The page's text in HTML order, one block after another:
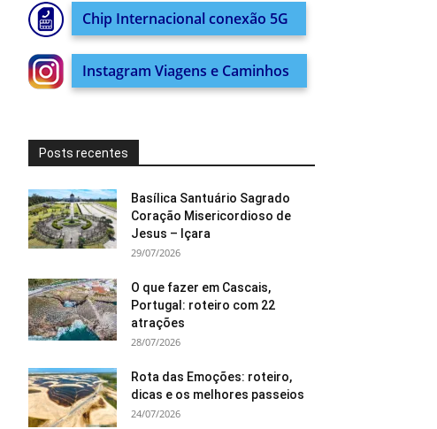
Chip Internacional conexão 5G
Instagram Viagens e Caminhos
Posts recentes
Basílica Santuário Sagrado
Coração Misericordioso de
Jesus – Içara
29/07/2026
O que fazer em Cascais,
Portugal: roteiro com 22
atrações
28/07/2026
Rota das Emoções: roteiro,
dicas e os melhores passeios
24/07/2026